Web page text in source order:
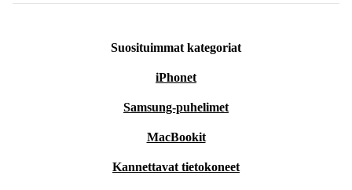
Suosituimmat kategoriat
iPhonet
Samsung-puhelimet
MacBookit
Kannettavat tietokoneet